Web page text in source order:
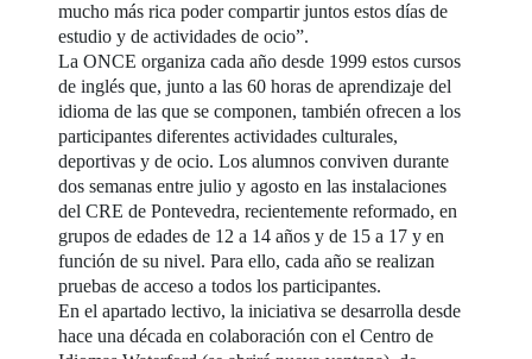
mucho más rica poder compartir juntos estos días de
estudio y de actividades de ocio”.
La ONCE organiza cada año desde 1999 estos cursos
de inglés que, junto a las 60 horas de aprendizaje del
idioma de las que se componen, también ofrecen a los
participantes diferentes actividades culturales,
deportivas y de ocio. Los alumnos conviven durante
dos semanas entre julio y agosto en las instalaciones
del CRE de Pontevedra, recientemente reformado, en
grupos de edades de 12 a 14 años y de 15 a 17 y en
función de su nivel. Para ello, cada año se realizan
pruebas de acceso a todos los participantes.
En el apartado lectivo, la iniciativa se desarrolla desde
hace una década en colaboración con el Centro de